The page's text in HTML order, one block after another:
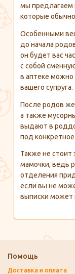
мы предлагаем
которые
Особенными
до начала
он будет вас
с собой
в аптеке
вашего супруга.
После родов
а также
выдают в
под
Также не
мамочки, ведь
отделения
если вы не
выписки может
Помощь
Доставка и оплата